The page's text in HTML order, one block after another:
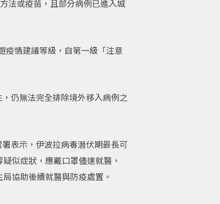
法或疫苗，且部分病例已進入城
疫情建議等級，自第一級「注意
仍無法完全排除境外移入病例之
表示，伊波拉病毒潛伏期最長可
似症狀，應戴口罩儘速就醫，
協助後續就醫與防疫處置。